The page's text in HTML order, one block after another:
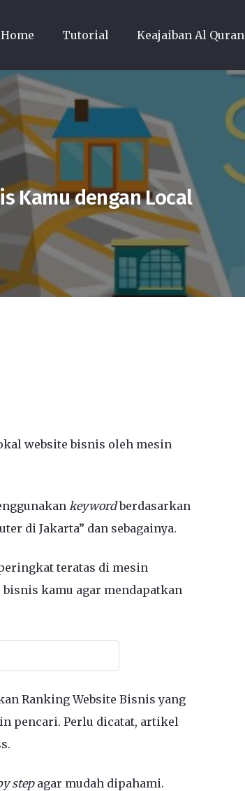
Home Tutorial Keajaiban Al Quran
Kamu dengan Local
website bisnis oleh mesin
keywordberdasarkan
di Jakarta” dan sebagainya.
teratas di mesin
kamu agar mendapatkan
Ranking Website Bisnis yang
pencari. Perlu dicatat, artikel
stepagar mudah dipahami.